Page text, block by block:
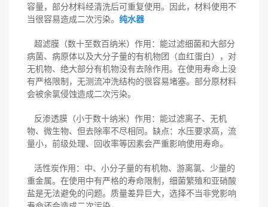
容量，部分材料经清洗后可重复使用。因此，材料使用不
当很容易造成二次污染。 纯水器
超滤膜（数十至数百纳米）作用：能过滤细菌和大部分
病菌、病原体以及大分子量的有机物团（血红蛋白），对
无机物、绝大部分有机物没有去除作用。在使用寿命上没
有严格限制，无测流冲洗结构的很容易堵塞。部分原材料
会被余氯侵蚀造成二次污染。
反渗透膜（小于数十纳米）作用：能过滤离子、无机
物、微生物、但去除率不尽相同。缺点：水压要求高，流
量小，前级处理、回收率等因素会严重影响使用寿命。
活性炭作用：中、小分子量的有机物、游离氯、少量的
重金属。在使用中有严格的寿命限制，细菌繁殖和亚硝酸
盐是无法避免的问题。质量差异巨大，选择不当非党影响